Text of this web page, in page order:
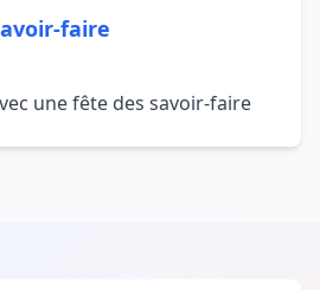
faire
une fête des savoir-faire